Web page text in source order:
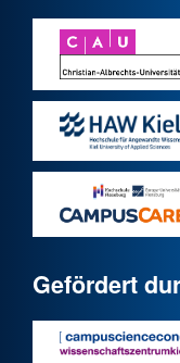
Gefördert